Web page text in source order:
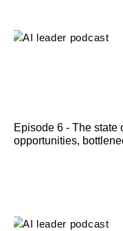
Episode 6 - The state
opportunities,